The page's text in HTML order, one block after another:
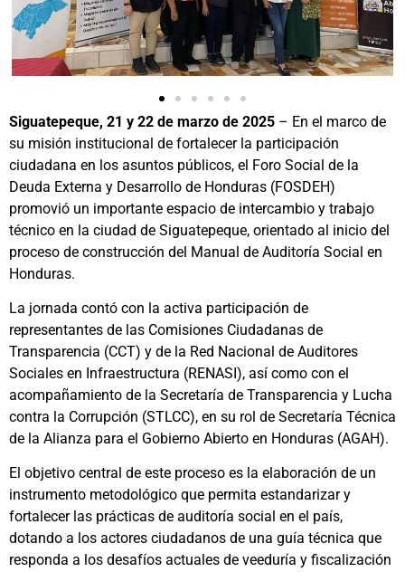
Siguatepeque, 21 y 22 de marzo de 2025 – En el marco de
su misión institucional de fortalecer la participación
ciudadana en los asuntos públicos, el Foro Social de la
Deuda Externa y Desarrollo de Honduras (FOSDEH)
promovió un importante espacio de intercambio y trabajo
técnico en la ciudad de Siguatepeque, orientado al inicio del
proceso de construcción del Manual de Auditoría Social en
Honduras.
La jornada contó con la activa participación de
representantes de las Comisiones Ciudadanas de
Transparencia (CCT) y de la Red Nacional de Auditores
Sociales en Infraestructura (RENASI), así como con el
acompañamiento de la Secretaría de Transparencia y Lucha
contra la Corrupción (STLCC), en su rol de Secretaría Técnica
de la Alianza para el Gobierno Abierto en Honduras (AGAH).
El objetivo central de este proceso es la elaboración de un
instrumento metodológico que permita estandarizar y
fortalecer las prácticas de auditoría social en el país,
dotando a los actores ciudadanos de una guía técnica que
responda a los desafíos actuales de veeduría y fiscalización